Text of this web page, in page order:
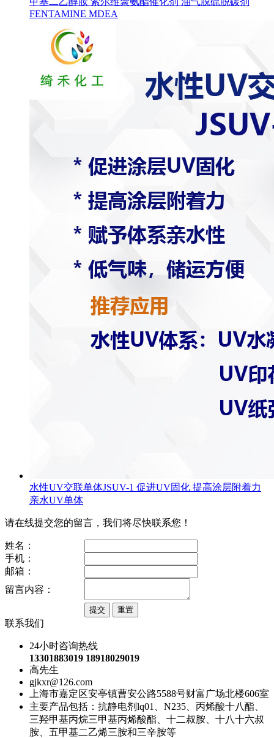
FENTAMINE MDEA
水性UV交联单体JSUV-1 促进UV固化 提高涂层附着力
亲水UV单体
请在线提交您的留言，我们将尽快联系您！
姓名：
手机：
邮箱：
留言内容：
联系我们
24小时咨询热线
13301883019 18918029019
高先生
gjkxr@126.com
上海市嘉定区安亭镇曹安公路5588号财富广场北楼606室
主要产品包括：抗静电剂lq01、N235、丙烯酸十八酯、
三羟甲基丙烷三甲基丙烯酸酯、十二叔胺、十八十六叔
胺、五甲基二乙烯三胺和三辛胺等